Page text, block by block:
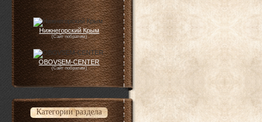
Нижнегорский Крым
(Сайт побратим)
OBOVSEM-CENTER
(Сайт побратим)
Категории раздела